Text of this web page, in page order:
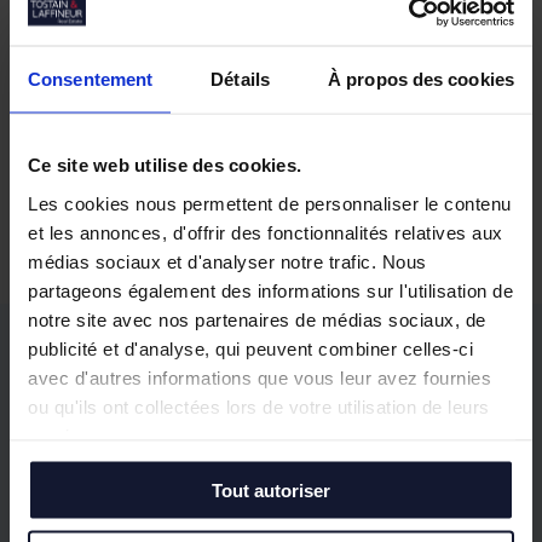
Consentement Détails À propos des cookies
Ce site web utilise des cookies.
Les cookies nous permettent de personnaliser le contenu
et les annonces, d'offrir des fonctionnalités relatives aux
médias sociaux et d'analyser notre trafic. Nous
partageons également des informations sur l'utilisation de
notre site avec nos partenaires de médias sociaux, de
publicité et d'analyse, qui peuvent combiner celles-ci
avec d'autres informations que vous leur avez fournies
ou qu'ils ont collectées lors de votre utilisation de leurs
Tout autoriser
Nos biens similaires
Vos questions, notre
Notre équipe répond à vos principales
interrogations